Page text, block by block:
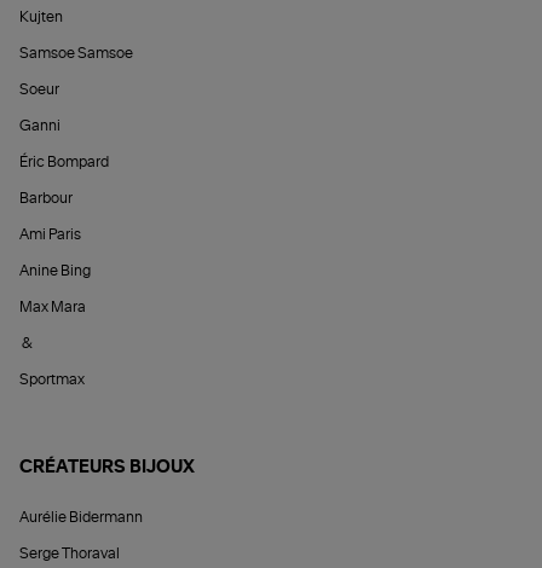
Kujten
Samsoe Samsoe
Soeur
Ganni
Éric Bompard
Barbour
Ami Paris
Anine Bing
Max Mara
&
Sportmax
CRÉATEURS BIJOUX
Aurélie Bidermann
Serge Thoraval